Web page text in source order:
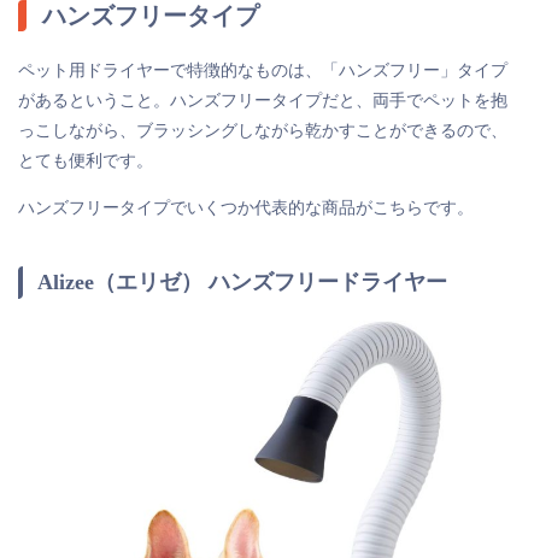
ハンズフリータイプ
ペット用ドライヤーで特徴的なものは、「ハンズフリー」タイプ
があるということ。ハンズフリータイプだと、両手でペットを抱
っこしながら、ブラッシングしながら乾かすことができるので、
とても便利です。
ハンズフリータイプでいくつか代表的な商品がこちらです。
Alizee（エリゼ） ハンズフリードライヤー